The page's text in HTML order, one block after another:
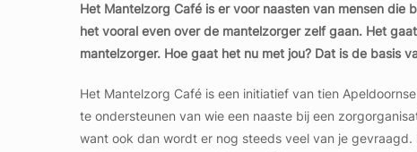
Het Mantelzorg Café is er voor naasten van mensen die
het vooral even over de mantelzorger zelf gaan. Het
mantelzorger. Hoe gaat het nu met jou? Dat is de basis
Het Mantelzorg Café is een initiatief van tien
te ondersteunen van wie een naaste bij een
want ook dan wordt er nog steeds veel van je